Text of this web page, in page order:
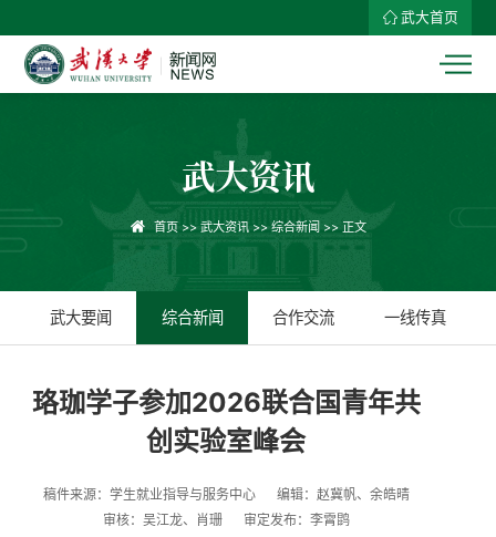
武大首页
武大资讯
首页>> 武大资讯>> 综合新闻 >> 正文
武大要闻 综合新闻 合作交流 一线传真
​珞珈学子参加2026联合国青年共
创实验室峰会
稿件来源：学生就业指导与服务中心
编辑：赵冀帆、余皓晴
审核：吴江龙、肖珊
审定发布：李霄鹍